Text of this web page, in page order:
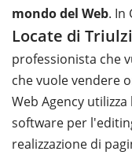
mondo del Web. In
Locate di Triulzi
professionista che
che vuole vendere
Web Agency
software per
realizzazione di